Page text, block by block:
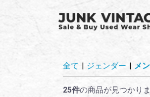
全て ジェンダー メ
25件の商品が見つかり